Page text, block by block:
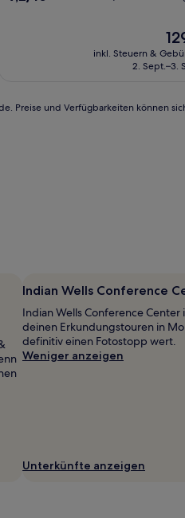
Der
inkl. Steuern &
2. Sept.–3.
Preise und Verfügbarkeiten können
Indian Wells Conference
Indian Wells Conference Center
deinen Erkundungstouren in
definitiv einen Fotostopp wert.
Weniger anzeigen
Unterkünfte anzeigen